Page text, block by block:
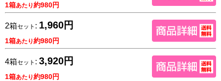
1箱あたり約980円
2箱セット : 1,960円
1箱あたり約980円
4箱セット : 3,920円
1箱あたり約980円